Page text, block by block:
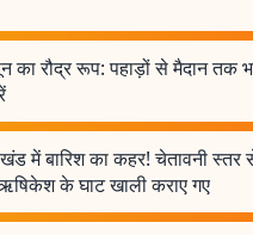
का रौद्र रूप: पहाड़ों से मैदान तक
में बारिश का कहर! चेतावनी स्तर
के घाट खाली कराए गए